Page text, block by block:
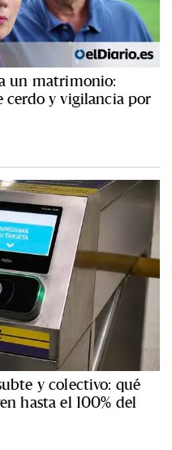
un matrimonio:
cerdo y vigilancia por
y colectivo: qué
hasta el 100% del